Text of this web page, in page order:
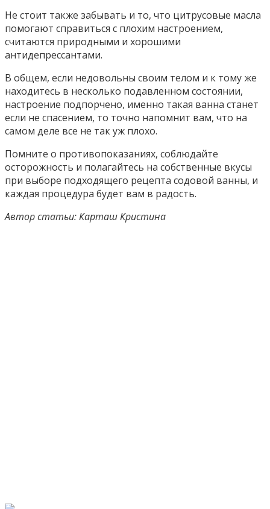
Не стоит также забывать и то, что цитрусовые масла
помогают справиться с плохим настроением,
считаются природными и хорошими
антидепрессантами.
В общем, если недовольны своим телом и к тому же
находитесь в несколько подавленном состоянии,
настроение подпорчено, именно такая ванна станет
если не спасением, то точно напомнит вам, что на
самом деле все не так уж плохо.
Помните о противопоказаниях, соблюдайте
осторожность и полагайтесь на собственные вкусы
при выборе подходящего рецепта содовой ванны, и
каждая процедура будет вам в радость.
Автор статьи: Карташ Кристина